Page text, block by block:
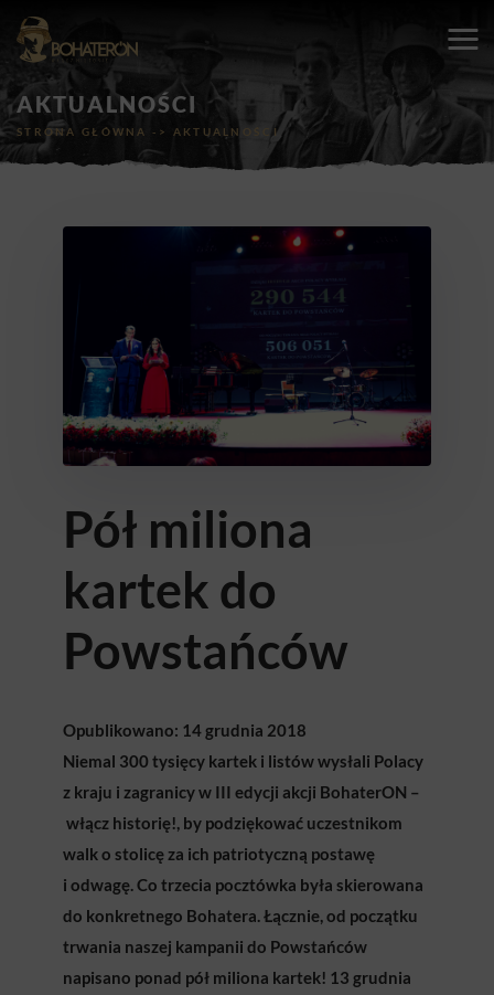
AKTUALNOŚCI
STRONA GŁÓWNA -> AKTUALNOŚCI
Pół miliona
kartek do
Powstańców
Opublikowano: 14 grudnia 2018
Niemal 300 tysięcy kartek i listów wysłali Polacy
z kraju i zagranicy w III edycji akcji BohaterON –
włącz historię!, by podziękować uczestnikom
walk o stolicę za ich patriotyczną postawę
i odwagę. Co trzecia pocztówka była skierowana
do konkretnego Bohatera. Łącznie, od początku
trwania naszej kampanii do Powstańców
napisano ponad pół miliona kartek! 13 grudnia